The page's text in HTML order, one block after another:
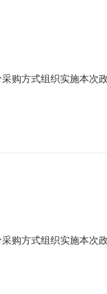
购方式组织实施本次
间（北京时间）：
购方式组织实施本次
间（北京时间）：